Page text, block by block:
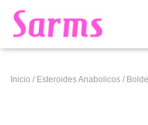
Inicio / Esteroides Anabolicos /